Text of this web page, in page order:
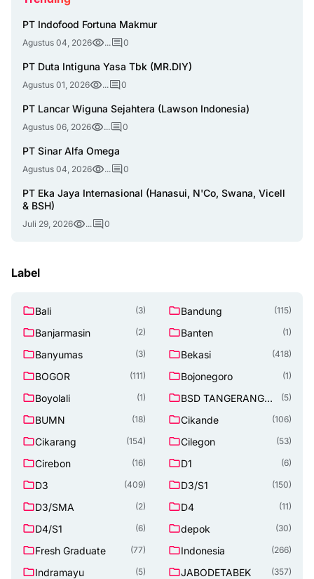
PT Indofood Fortuna Makmur
Agustus 04, 2026 ... 0
PT Duta Intiguna Yasa Tbk (MR.DIY)
Agustus 01, 2026 ... 0
PT Lancar Wiguna Sejahtera (Lawson Indonesia)
Agustus 06, 2026 ... 0
PT Sinar Alfa Omega
Agustus 04, 2026 ... 0
PT Eka Jaya Internasional (Hanasui, N'Co, Swana, Vicell
& BSH)
Juli 29, 2026 ... 0
Label
Bali (3) Bandung (115)
Banjarmasin (2) Banten (1)
Banyumas (3) Bekasi (418)
BOGOR (111) Bojonegoro (1)
Boyolali (1)
BSD TANGERANG
(5)
BUMN (18) Cikande (106)
Cikarang (154) Cilegon (53)
Cirebon (16) D1 (6)
D3 (409) D3/S1 (150)
D3/SMA (2) D4 (11)
D4/S1 (6) depok (30)
Fresh Graduate (77) Indonesia (266)
Indramayu (5) JABODETABEK (357)